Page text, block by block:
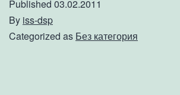
Published 03.02.2011
By iss-dsp
Categorized as Без категория